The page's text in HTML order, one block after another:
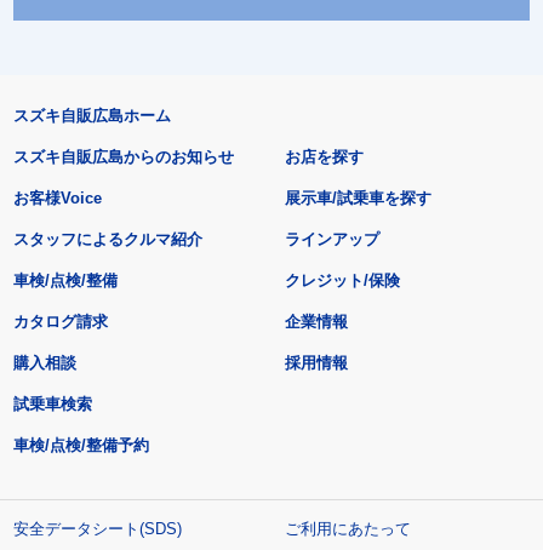
スズキ自販広島ホーム
スズキ自販広島からのお知らせ
お客様Voice
スタッフによるクルマ紹介
お店を探す
展示車/試乗車を探す
ラインアップ
車検/点検/整備 クレジット/保険
カタログ請求
購入相談
試乗車検索
車検/点検/整備予約
企業情報
採用情報
安全データシート(SDS)
ご利用にあたって